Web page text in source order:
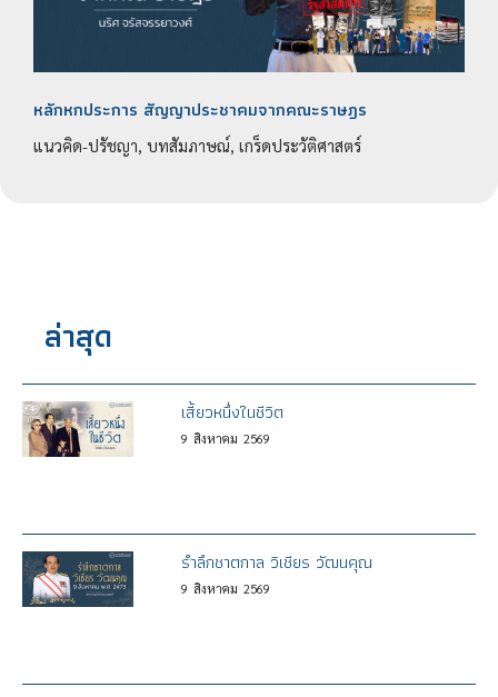
หลักหกประการ สัญญาประชาคมจากคณะราษฎร
แนวคิด-ปรัชญา, บทสัมภาษณ์, เกร็ดประวัติศาสตร์
ล่าสุด
เสี้ยวหนึ่งในชีวิต
9 สิงหาคม 2569
รำลึกชาตกาล วิเชียร วัฒนคุณ
9 สิงหาคม 2569